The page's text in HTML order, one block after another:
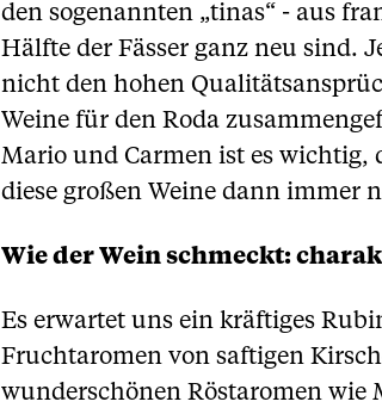
den sogenannten „tinas“ - aus
Hälfte der Fässer ganz neu sind.
nicht den hohen
Weine für den Roda
Mario und Carmen ist es wichtig,
diese großen Weine dann immer
Wie der Wein schmeckt:
Es erwartet uns ein kräftiges
Fruchtaromen von saftigen
wunderschönen Röstaromen